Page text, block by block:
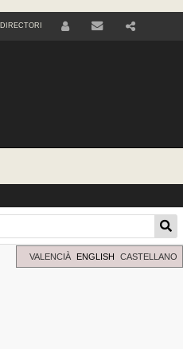
DIRECTORI
VALENCIÀ ENGLISH CASTELLANO